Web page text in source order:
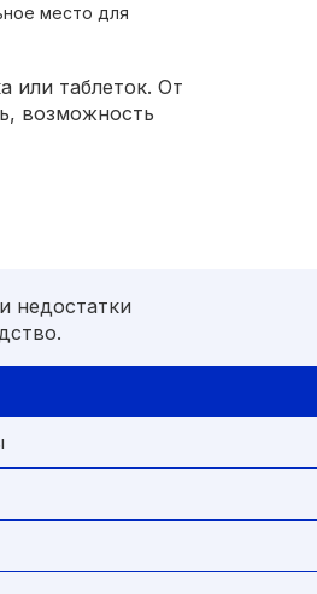
место для
или таблеток. От
возможность
недостатки